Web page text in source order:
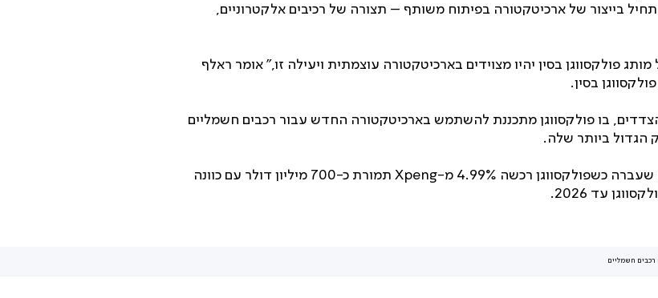
בייצור של ארכיטקטורה בפיתוח משותף – תצורה של רכיבים אלקטרוניים,
של מותג פולקסווגן בסין יהיו מצוידים בארכיטקטורה עוצמתית ויעילה זו,” אומר ראלף
בסין.
בו פולקסווגן מתכננת להשתמש בארכיטקטורה החדש עבור רכבים חשמליים
הגדול ביותר שלה.
Xpeng ופולקסווגן ייסדו את השותפות בשנה שעברה כשפולקסווגן רכשה 4.99% מ-Xpeng תמורת כ-700 מיליון דולר עם כוונה
עד 2026.